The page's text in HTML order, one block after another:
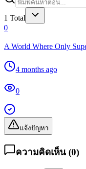
1 Total
0
A World Where Only
4 months ago
0
แจ้งปัญหา
ความคิดเห็น (0)